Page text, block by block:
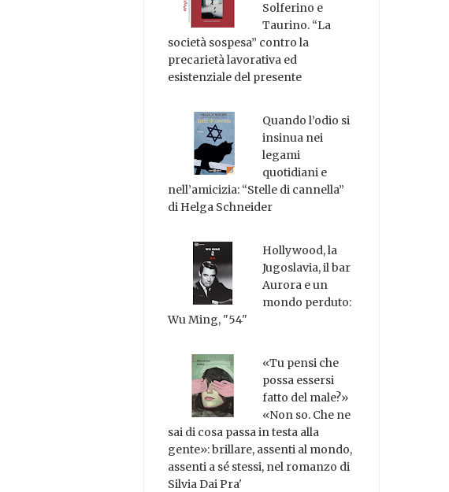
Solferino e
Taurino. “La
società sospesa” contro la
precarietà lavorativa ed
esistenziale del presente
Quando l’odio si
insinua nei
legami
quotidiani e
nell’amicizia: “Stelle di cannella”
di Helga Schneider
Hollywood, la
Jugoslavia, il bar
Aurora e un
mondo perduto:
Wu Ming, "54"
«Tu pensi che
possa essersi
fatto del male?»
«Non so. Che ne
sai di cosa passa in testa alla
gente»: brillare, assenti al mondo,
assenti a sé stessi, nel romanzo di
Silvia Dai Pra'